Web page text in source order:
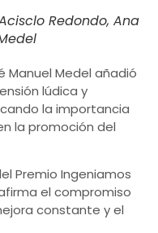
Redondo, Ana
Manuel Medel añadió
lúdica y
la importancia
la promoción del
Premio Ingeniamos
el compromiso
constante y el